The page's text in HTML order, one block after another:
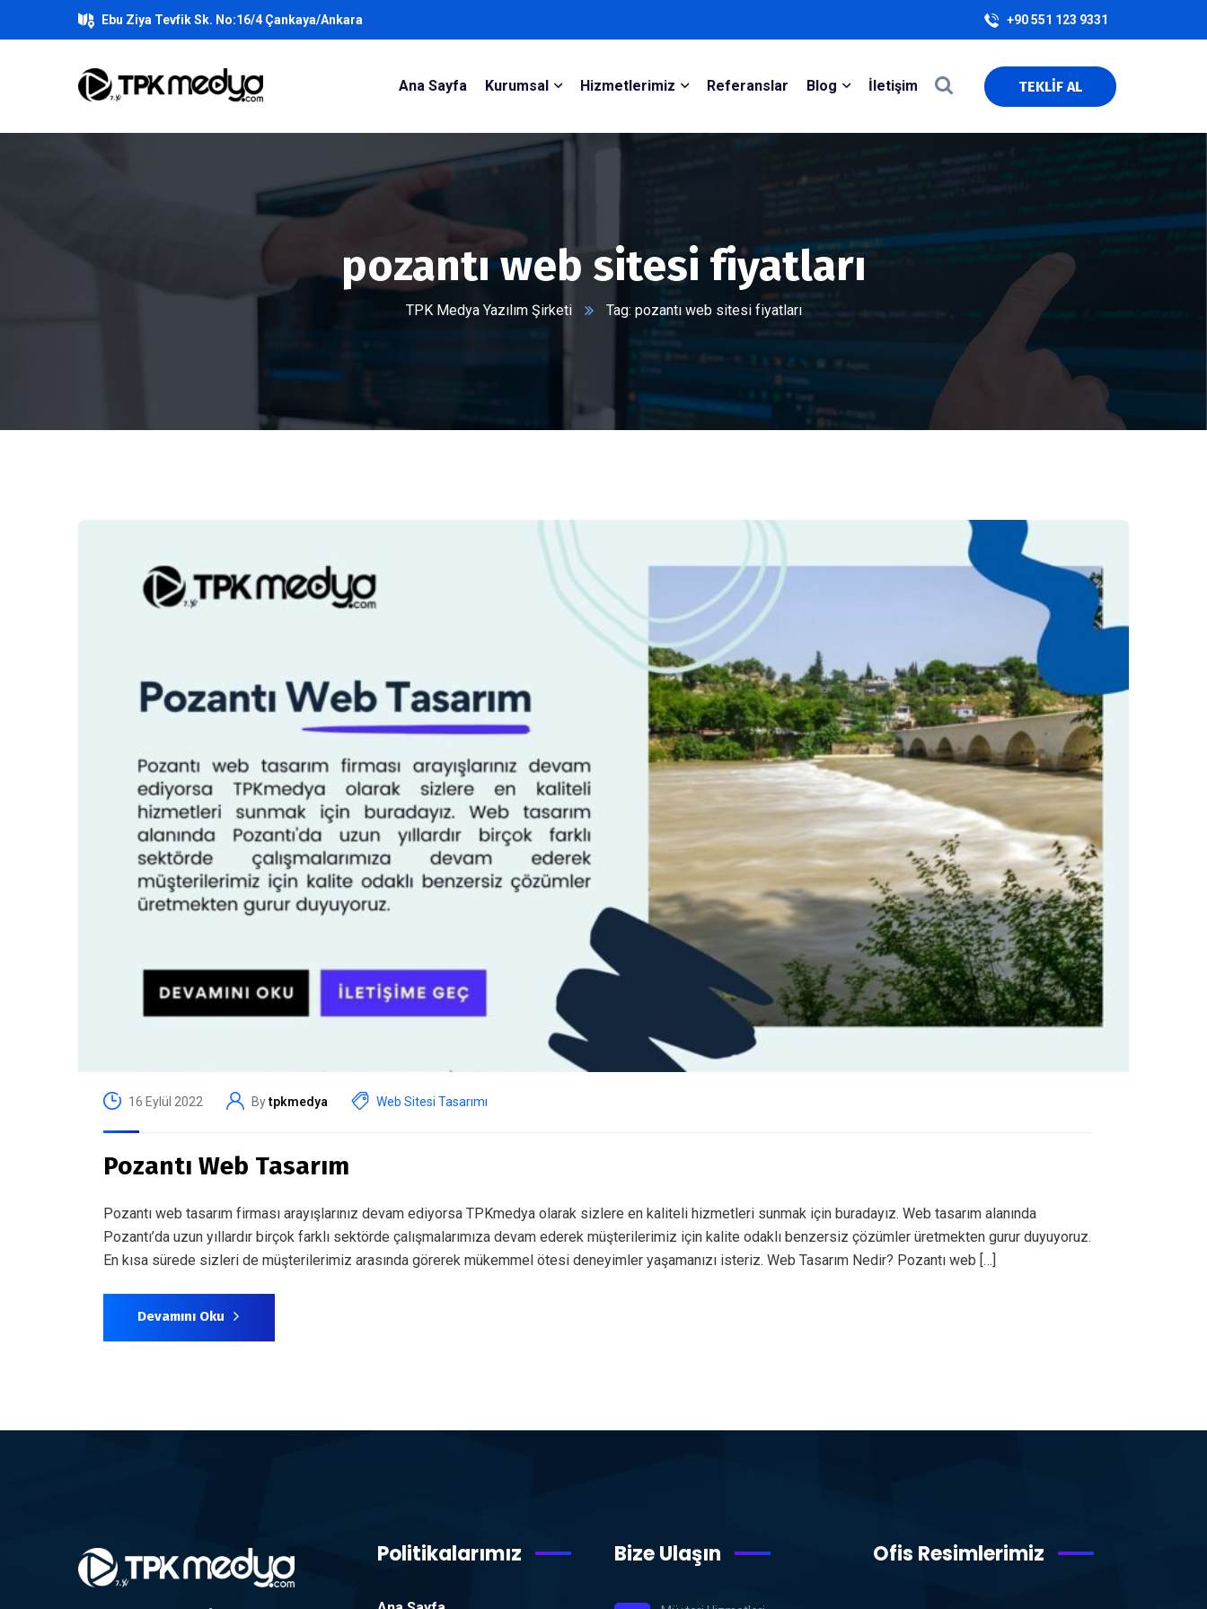
Ebu Ziya Tevfik Sk. No:16/4 Çankaya/Ankara +90 551 123 9331
Ana Sayfa Kurumsal Hizmetlerimiz Referanslar Blog İletişim TEKLİF AL
pozantı web sitesi fiyatları
TPK Medya Yazılım Şirketi Tag: pozantı web sitesi fiyatları
16 Eylül 2022 Bytpkmedya Web Sitesi Tasarımı
Pozantı Web Tasarım
Pozantı web tasarım firması arayışlarınız devam ediyorsa TPKmedya olarak sizlere en kaliteli hizmetleri sunmak için buradayız. Web tasarım alanında
Pozantı’da uzun yıllardır birçok farklı sektörde çalışmalarımıza devam ederek müşterilerimiz için kalite odaklı benzersiz çözümler üretmekten gurur duyuyoruz.
En kısa sürede sizleri de müşterilerimiz arasında görerek mükemmel ötesi deneyimler yaşamanızı isteriz. Web Tasarım Nedir? Pozantı web […]
Devamını Oku
Politikalarımız Bize Ulaşın Ofis Resimlerimiz